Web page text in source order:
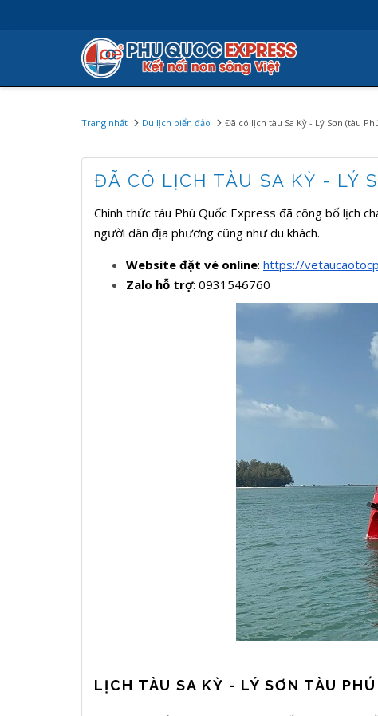
Trang nhất Du lịch biển đảo Đã có lịch tàu Sa Kỳ - Lý Sơn (tàu
ĐÃ CÓ LỊCH TÀU SA KỲ - LÝ
Chính thức tàu Phú Quốc Express đã công bố lịch
người dân địa phương cũng như du khách.
Website đặt vé online: https://
Zalo hỗ trợ: 0931546760
LỊCH TÀU SA KỲ - LÝ SƠN TÀU